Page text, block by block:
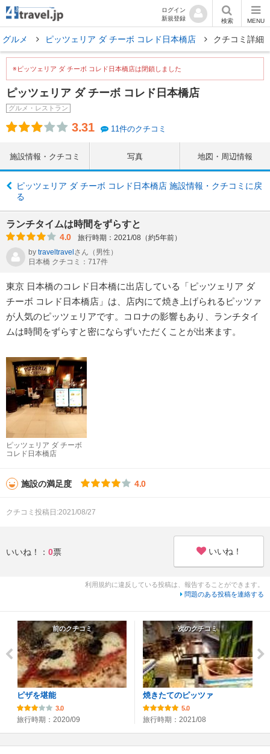
ログイン
新規登録
検索 MENU
ルメ ピッツェリア ダ チーボ コレド日本橋店 クチコミ詳細
※ピッツェリア ダ チーボ コレド日本橋店は閉鎖しました
ピッツェリア ダ チーボ コレド日本橋店
グルメ・レストラン
3.31 11件のクチコミ
施設情報・クチコミ 写真 地図・周辺情報
ピッツェリア ダ チーボ コレド日本橋店 施設情報・クチコミに戻
る
ランチタイムは時間をずらすと
4.0
旅行時期：2021/08（約5年前）
by traveltravel さん （男性）
日本橋 クチコミ：717件
東京 日本橋のコレド日本橋に出店している「ピッツェリア ダ
チーボ コレド日本橋店」は、店内にて焼き上げられるピッツァ
が人気のピッツェリアです。コロナの影響もあり、ランチタイ
ムは時間をずらすと密にならずいただくことが出来ます。
ピッツェリア ダ チーボ
コレド日本橋店
施設の満足度 4.0
クチコミ投稿日:2021/08/27
いいね！： 0票 いいね！
利用規約に違反している投稿は、報告することができます。
問題のある投稿を連絡する
前のクチコミ
ピザを堪能
3.0
旅行時期：2020/09
次のクチコミ
焼きたてのピッツァ
5.0
旅行時期：2021/08